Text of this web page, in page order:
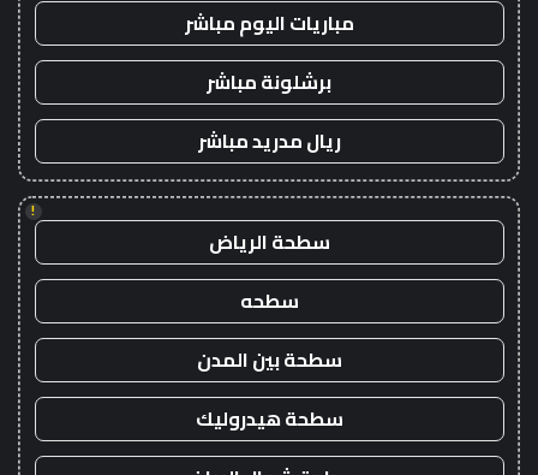
مباريات اليوم مباشر
برشلونة مباشر
ريال مدريد مباشر
!
سطحة الرياض
سطحه
سطحة بين المدن
سطحة هيدروليك